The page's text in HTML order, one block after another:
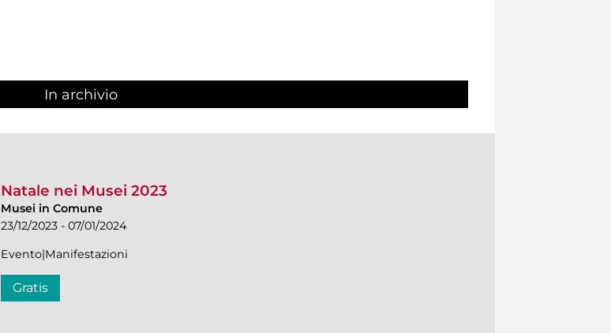
In archivio
Natale nei Musei 2023
Musei in Comune
23/12/2023 - 07/01/2024
Evento|Manifestazioni
Gratis